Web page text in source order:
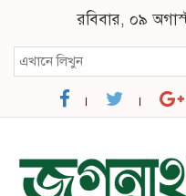
রবিবার, ০৯